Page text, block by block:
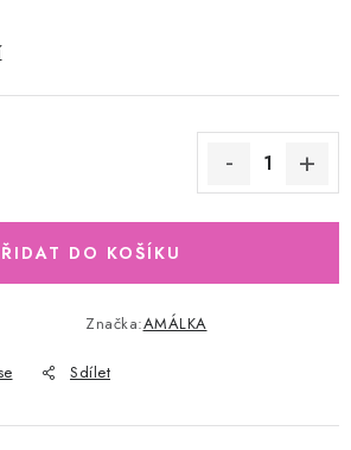
DO KOŠÍKU
Značka:AMÁLKA
Sdílet